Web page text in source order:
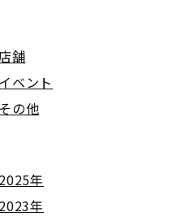
舗
イベント
その他
2025年
2023年